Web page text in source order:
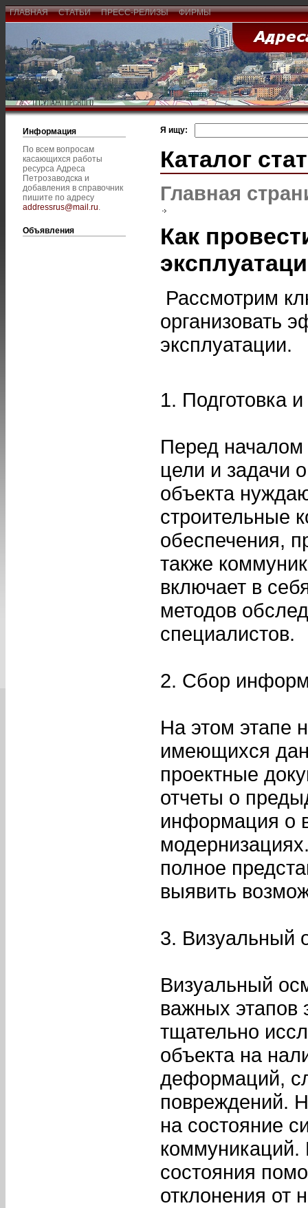
ГЛАВНАЯ СТАТЬИ ПРЕСС-РЕЛИЗЫ ФИРМЫ
Информация
По всем вопросам
касающихся работы
ресурса Адреса
Петрозаводска и
добавления в справочник
пишите по адресу
addressrus@mail.ru.
Объявления
Я ищу:
Каталог
Главная
Как
Рассмотрим
организовать
эксплуатации.
1. Подготовка
Перед началом
цели и задачи
объекта
строительные
обеспечения,
также
включает в
методов
специалистов.
2. Сбор
На этом этапе
имеющихся
проектные
отчеты о
информация о
полное
выявить
3. Визуальный
Визуальный
важных
тщательно
объекта на
деформаций,
повреждений.
на состояние
коммуникаций.
состояния
отклонения от